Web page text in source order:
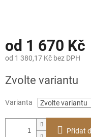
od 1 670 Kč
od 1 380,17 Kč bez DPH
cena:
Zvolte variantu
Varianta
Přidat